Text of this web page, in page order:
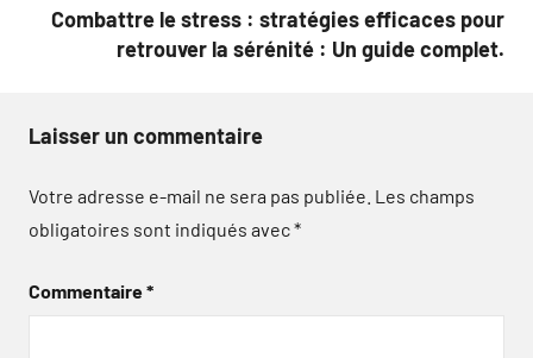
Combattre le stress : stratégies efficaces pour
retrouver la sérénité : Un guide complet.
Laisser un commentaire
Votre adresse e-mail ne sera pas publiée. Les champs
obligatoires sont indiqués avec*
Commentaire*